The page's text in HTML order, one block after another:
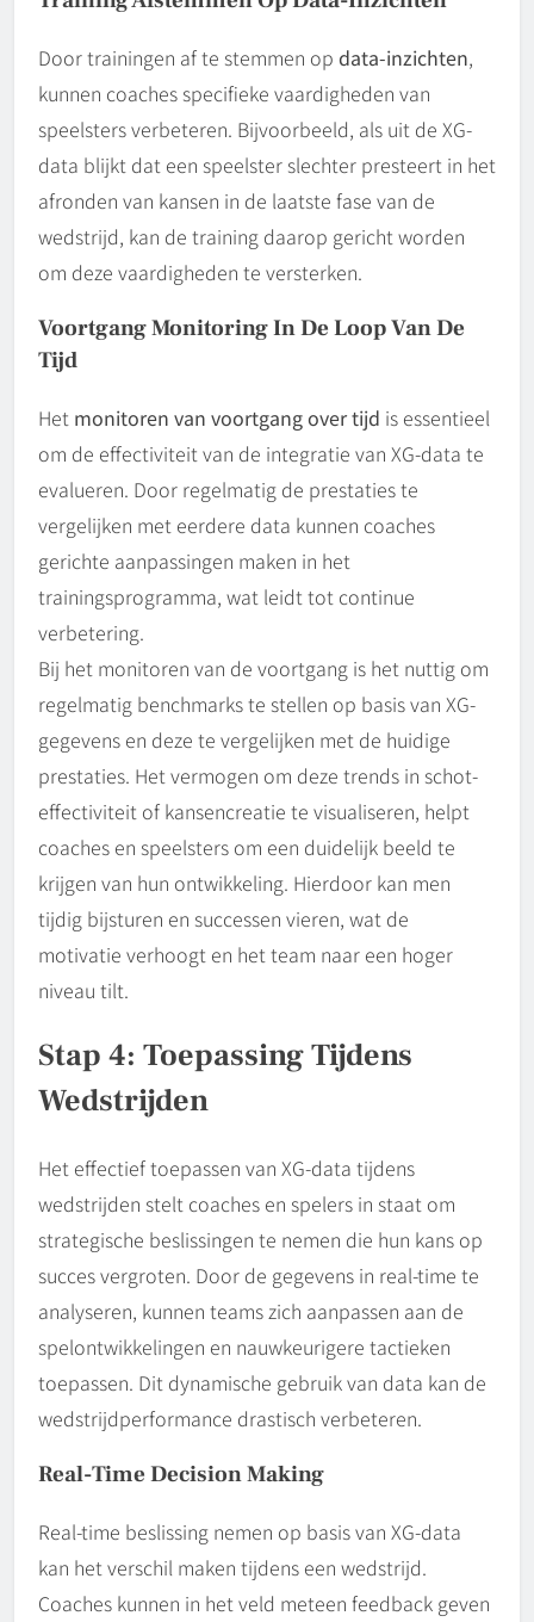
Door trainingen af te stemmen op data-inzichten,
kunnen coaches specifieke vaardigheden van
speelsters verbeteren. Bijvoorbeeld, als uit de XG-
data blijkt dat een speelster slechter presteert in het
afronden van kansen in de laatste fase van de
wedstrijd, kan de training daarop gericht worden
om deze vaardigheden te versterken.
Voortgang Monitoring In De Loop Van De
Tijd
Het monitoren van voortgang over tijd is essentieel
om de effectiviteit van de integratie van XG-data te
evalueren. Door regelmatig de prestaties te
vergelijken met eerdere data kunnen coaches
gerichte aanpassingen maken in het
trainingsprogramma, wat leidt tot continue
verbetering.
Bij het monitoren van de voortgang is het nuttig om
regelmatig benchmarks te stellen op basis van XG-
gegevens en deze te vergelijken met de huidige
prestaties. Het vermogen om deze trends in schot-
effectiviteit of kansencreatie te visualiseren, helpt
coaches en speelsters om een duidelijk beeld te
krijgen van hun ontwikkeling. Hierdoor kan men
tijdig bijsturen en successen vieren, wat de
motivatie verhoogt en het team naar een hoger
niveau tilt.
Stap 4: Toepassing Tijdens
Wedstrijden
Het effectief toepassen van XG-data tijdens
wedstrijden stelt coaches en spelers in staat om
strategische beslissingen te nemen die hun kans op
succes vergroten. Door de gegevens in real-time te
analyseren, kunnen teams zich aanpassen aan de
spelontwikkelingen en nauwkeurigere tactieken
toepassen. Dit dynamische gebruik van data kan de
wedstrijdperformance drastisch verbeteren.
Real-Time Decision Making
Real-time beslissing nemen op basis van XG-data
kan het verschil maken tijdens een wedstrijd.
Coaches kunnen in het veld meteen feedback geven